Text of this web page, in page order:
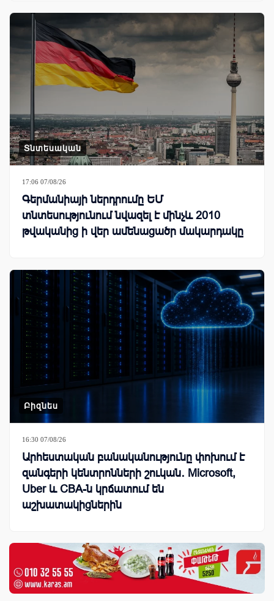
Տնտեսական
17:06 07/08/26
Գերմանիայի ներդրումը ԵՄ
տնտեսությունում նվազել է մինչև 2010
թվականից ի վեր ամենացածր մակարդակը
Բիզնես
16:30 07/08/26
Արհեստական բանականությունը փոխում է
զանգերի կենտրոնների շուկան․ Microsoft,
Uber և CBA-ն կրճատում են
աշխատակիցներին